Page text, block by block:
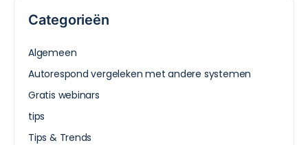
Categorieën
Algemeen
Autorespond vergeleken met andere systemen
Gratis webinars
tips
Tips & Trends